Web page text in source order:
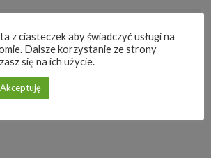
SEARCH
z ciasteczek aby świadczyć usługi na
Dalsze korzystanie ze strony
się na ich użycie.
Akceptuję